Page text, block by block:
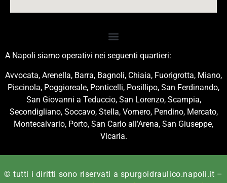
A Napoli siamo operativi nei seguenti quartieri:
Avvocata, Arenella, Barra, Bagnoli, Chiaia, Fuorigrotta, Miano,
Piscinola, Poggioreale, Ponticelli, Posillipo, San Ferdinando,
San Giovanni a Teduccio, San Lorenzo, Scampia,
Secondigliano, Soccavo, Stella, Vomero, Pendino, Mercato,
Montecalvario, Porto, San Carlo all’Arena, San Giuseppe,
Vicaria.
© tutti i diritti sono riservati a spurgoidraulico.napoli.it –